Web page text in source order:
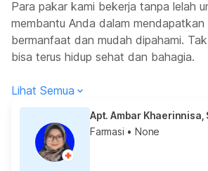
Para pakar kami bekerja tanpa lelah
membantu Anda dalam
bermanfaat dan mudah dipahami.
bisa terus hidup sehat dan bahagia.
Lihat Semua
Apt. Ambar Khaerinnisa,
Farmasi • None